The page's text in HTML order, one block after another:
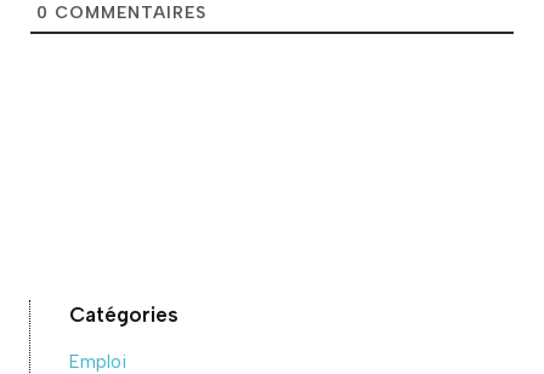
0 COMMENTAIRES
Catégories
Emploi